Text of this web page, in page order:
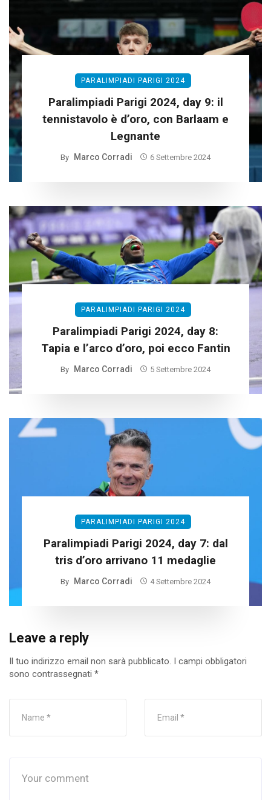
PARALIMPIADI PARIGI 2024
Paralimpiadi Parigi 2024, day 9: il
tennistavolo è d’oro, con Barlaam e
Legnante
By Marco Corradi 6 Settembre 2024
PARALIMPIADI PARIGI 2024
Paralimpiadi Parigi 2024, day 8:
Tapia e l’arco d’oro, poi ecco Fantin
By Marco Corradi 5 Settembre 2024
PARALIMPIADI PARIGI 2024
Paralimpiadi Parigi 2024, day 7: dal
tris d’oro arrivano 11 medaglie
By Marco Corradi 4 Settembre 2024
Leave a reply
Il tuo indirizzo email non sarà pubblicato. I campi obbligatori
sono contrassegnati *